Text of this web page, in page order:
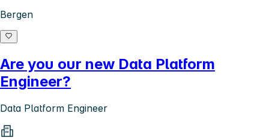
Bergen
Are you our new Data Platform
Engineer?
Data Platform Engineer